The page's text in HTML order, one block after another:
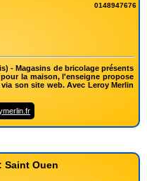
0148947676
- Magasins de bricolage présents
la maison, l'enseigne propose
son site web. Avec Leroy Merlin
Saint Ouen